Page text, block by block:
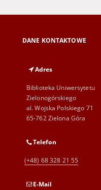
DANE KONTAKTOWE
Adres
Biblioteka Uniwersytetu
Zielonogórskiego
al. Wojska Polskiego 71
65-762 Zielona Góra
Telefon
(+48) 68 328 21 55
E-Mail